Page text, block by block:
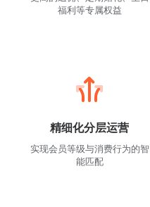
福利等专属权益
精细化分层运营
实现会员等级与消费行为的智
能匹配